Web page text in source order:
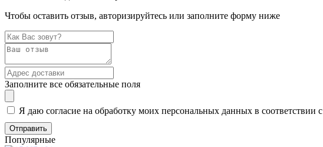
Чтобы оставить отзыв, авторизируйтесь или заполните форму ниже
Заполните все обязательные поля
Я даю согласие на обработку моих персональных данных в соответствии с
Популярные